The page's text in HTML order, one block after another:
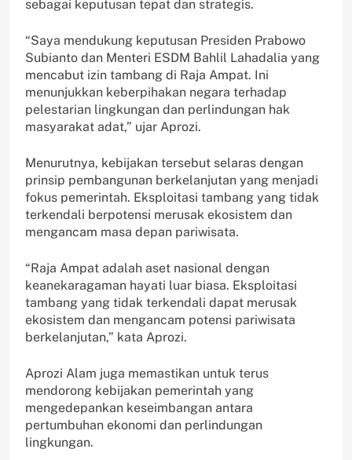
sebagai keputusan tepat dan strategis.
“Saya mendukung keputusan Presiden Prabowo
Subianto dan Menteri ESDM Bahlil Lahadalia yang
mencabut izin tambang di Raja Ampat. Ini
menunjukkan keberpihakan negara terhadap
pelestarian lingkungan dan perlindungan hak
masyarakat adat,” ujar Aprozi.
Menurutnya, kebijakan tersebut selaras dengan
prinsip pembangunan berkelanjutan yang menjadi
fokus pemerintah. Eksploitasi tambang yang tidak
terkendali berpotensi merusak ekosistem dan
mengancam masa depan pariwisata.
“Raja Ampat adalah aset nasional dengan
keanekaragaman hayati luar biasa. Eksploitasi
tambang yang tidak terkendali dapat merusak
ekosistem dan mengancam potensi pariwisata
berkelanjutan,” kata Aprozi.
Aprozi Alam juga memastikan untuk terus
mendorong kebijakan pemerintah yang
mengedepankan keseimbangan antara
pertumbuhan ekonomi dan perlindungan
lingkungan.